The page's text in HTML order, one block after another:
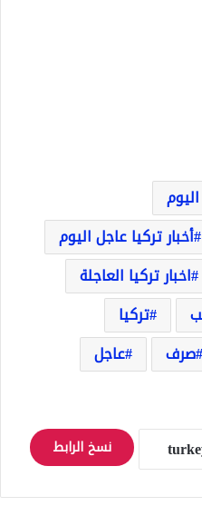
أخبار تركيا عاجل اليوم
اخبار تركيا العاجلة
تركيا
صرف
عاجل
نسخ الرابط